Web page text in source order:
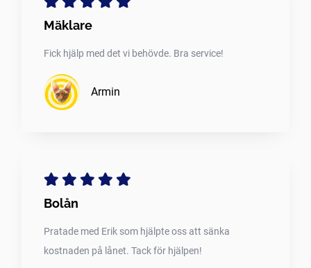
Mäklare
Fick hjälp med det vi behövde. Bra service!
Armin
Bolån
Pratade med Erik som hjälpte oss att sänka
kostnaden på lånet. Tack för hjälpen!